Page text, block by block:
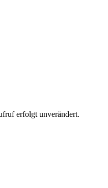
erfolgt unverändert.